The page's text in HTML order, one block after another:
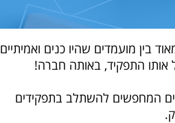
בין מועמדים שהיו כנים ואמיתיים
אותו התפקיד, באותה חברה!
המחפשים להשתלב בתפקידים